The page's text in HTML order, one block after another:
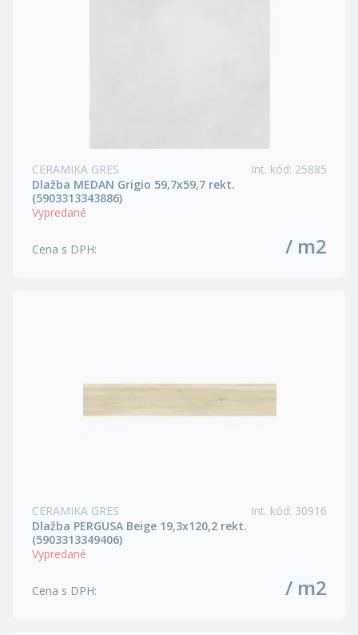
CERAMIKA GRES Int. kód: 25885
Dlažba MEDAN Grigio 59,7x59,7 rekt.
(5903313343886)
Vypredané
Cena s DPH: / m2
CERAMIKA GRES Int. kód: 30916
Dlažba PERGUSA Beige 19,3x120,2 rekt.
(5903313349406)
Vypredané
Cena s DPH: / m2